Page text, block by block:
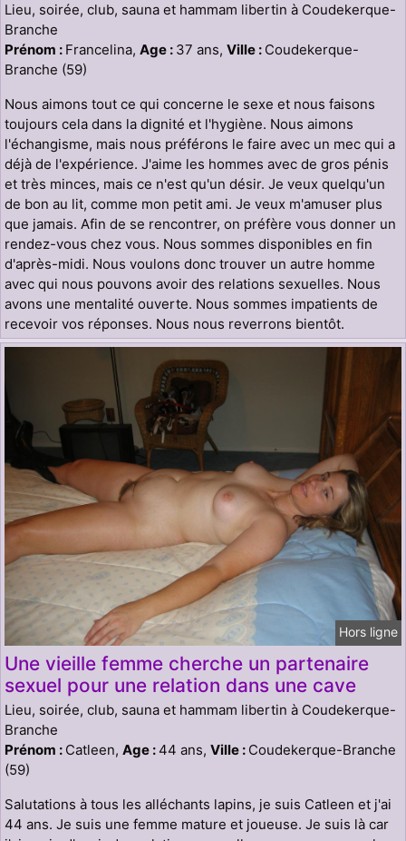
Lieu, soirée, club, sauna et hammam libertin à Coudekerque-
Branche
Prénom : Francelina, Age : 37 ans, Ville : Coudekerque-
Branche (59)
Nous aimons tout ce qui concerne le sexe et nous faisons
toujours cela dans la dignité et l'hygiène. Nous aimons
l'échangisme, mais nous préférons le faire avec un mec qui a
déjà de l'expérience. J'aime les hommes avec de gros pénis
et très minces, mais ce n'est qu'un désir. Je veux quelqu'un
de bon au lit, comme mon petit ami. Je veux m'amuser plus
que jamais. Afin de se rencontrer, on préfère vous donner un
rendez-vous chez vous. Nous sommes disponibles en fin
d'après-midi. Nous voulons donc trouver un autre homme
avec qui nous pouvons avoir des relations sexuelles. Nous
avons une mentalité ouverte. Nous sommes impatients de
recevoir vos réponses. Nous nous reverrons bientôt.
Hors ligne
Une vieille femme cherche un partenaire
sexuel pour une relation dans une cave
Lieu, soirée, club, sauna et hammam libertin à Coudekerque-
Branche
Prénom : Catleen, Age : 44 ans, Ville : Coudekerque-Branche
(59)
Salutations à tous les alléchants lapins, je suis Catleen et j'ai
44 ans. Je suis une femme mature et joueuse. Je suis là car